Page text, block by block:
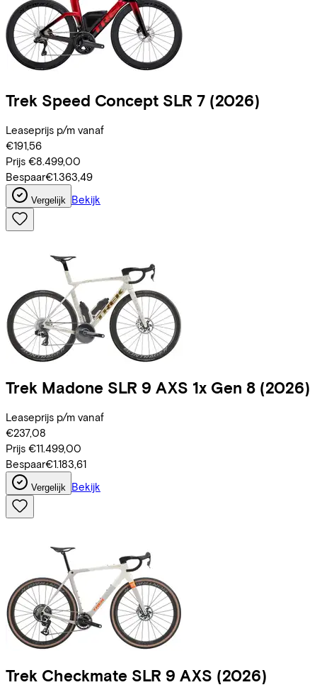
Trek Speed Concept SLR 7 (2026)
Leaseprijs p/m vanaf
€191,56
Prijs €8.499,00
Bespaar€1.363,49
Vergelijk Bekijk
Trek Madone SLR 9 AXS 1x Gen 8 (2026)
Leaseprijs p/m vanaf
€237,08
Prijs €11.499,00
Bespaar€1.183,61
Vergelijk Bekijk
Trek Checkmate SLR 9 AXS (2026)